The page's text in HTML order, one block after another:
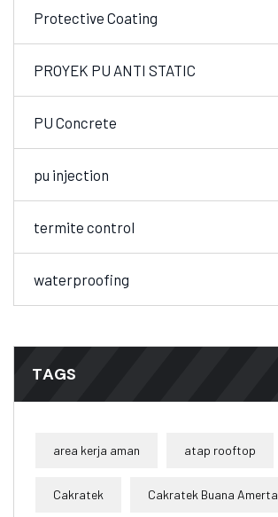
Protective Coating
PROYEK PU ANTI STATIC
PU Concrete
pu injection
termite control
waterproofing
TAGS
area kerja aman atap rooftop
Cakratek Cakratek Buana Amerta